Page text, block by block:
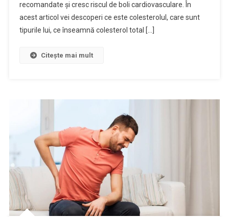
recomandate și cresc riscul de boli cardiovasculare. În
acest articol vei descoperi ce este colesterolul, care sunt
tipurile lui, ce înseamnă colesterol total […]
Citește mai mult